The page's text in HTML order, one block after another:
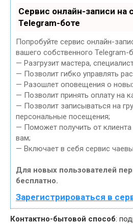
Сервис онлайн-записи на
Telegram-боте
Попробуйте сервис онлайн-
вашего собственного Telegram-
— Разгрузит мастера,
— Позволит гибко управлять
— Разошлет оповещения о новых
— Позволит принять оплату на
— Позволит записываться на
персональные посещения;
— Поможет получить от
вам;
— Включает в себя сервис
Для новых пользователей
бесплатно.
Зарегистрироваться в
Контактно-бытовой способ: